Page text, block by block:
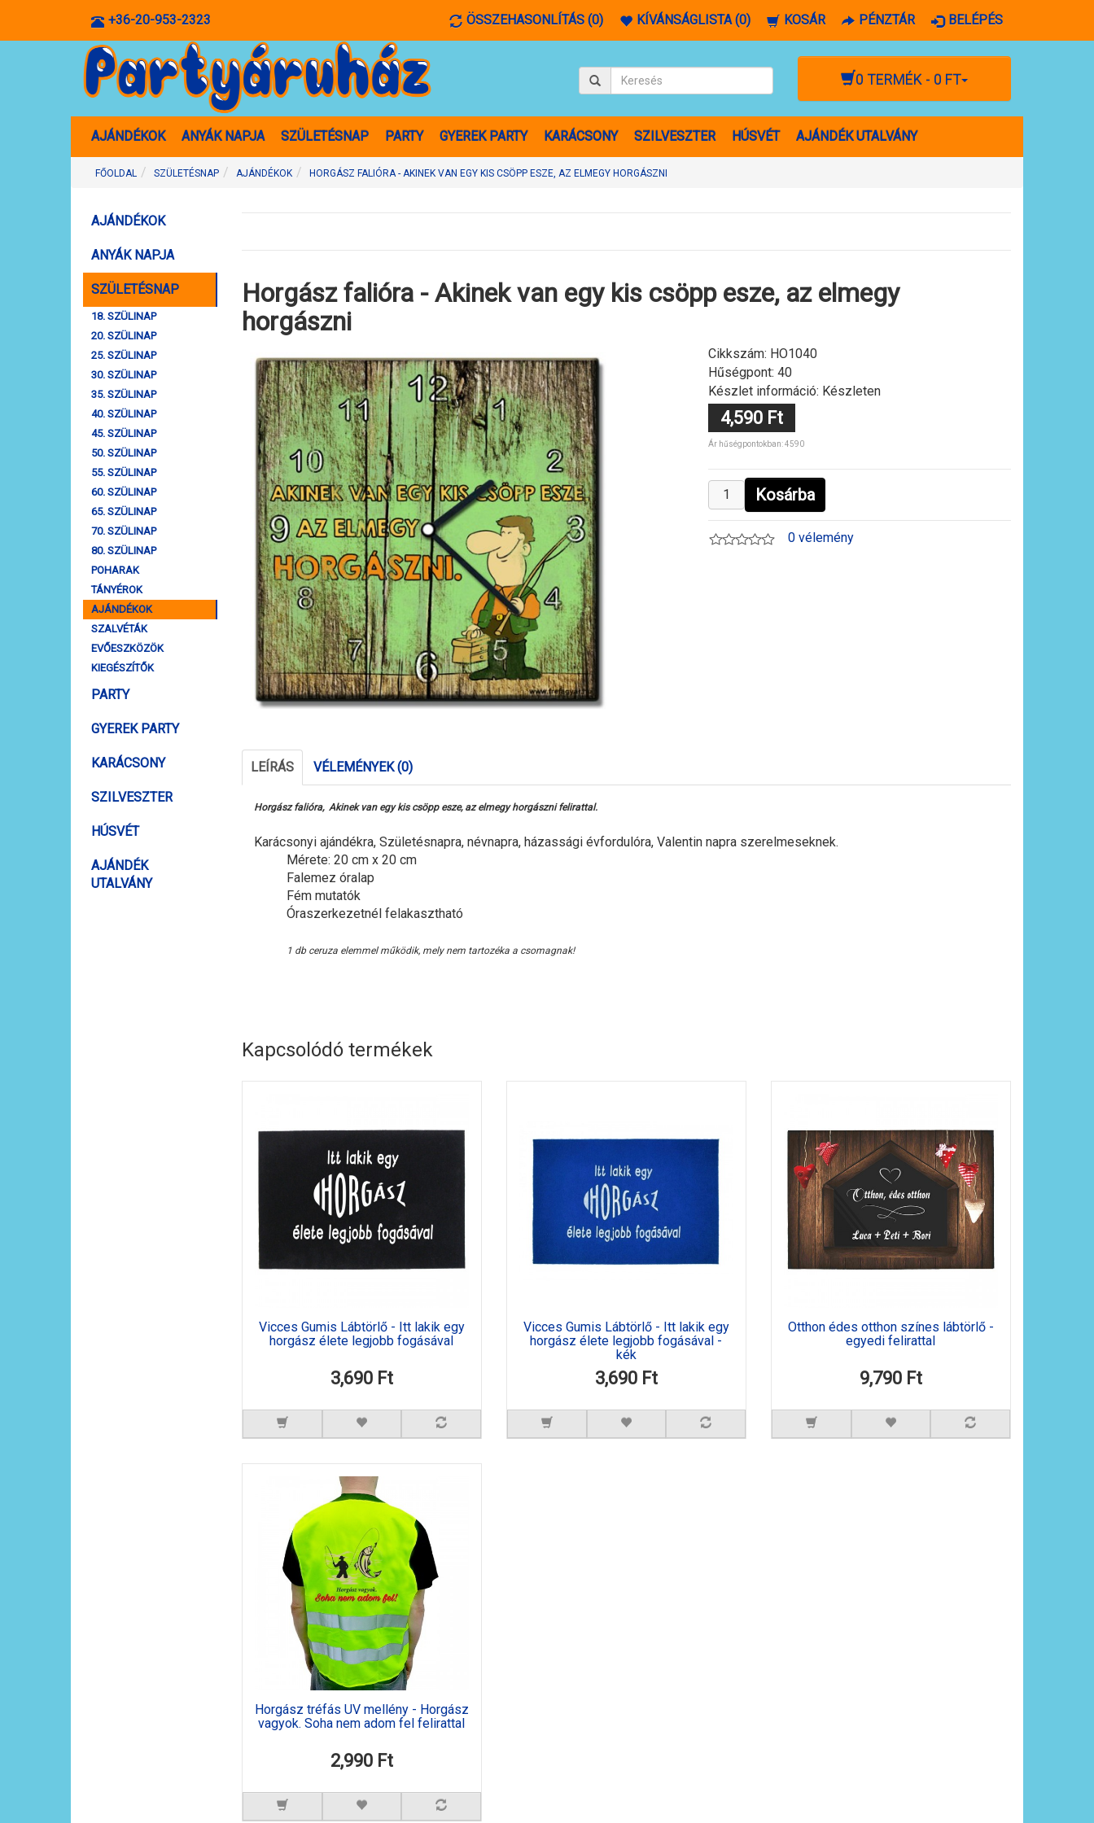
+36-20-953-2323 ÖSSZEHASONLÍTÁS (0) KÍVÁNSÁGLISTA (0) KOSÁR PÉNZTÁR BELÉPÉS
0 TERMÉK - 0 FT
AJÁNDÉKOK ANYÁK NAPJA SZÜLETÉSNAP PARTY GYEREK PARTY KARÁCSONY SZILVESZTER HÚSVÉT AJÁNDÉK UTALVÁNY
FŐOLDAL SZÜLETÉSNAP AJÁNDÉKOK HORGÁSZ FALIÓRA - AKINEK VAN EGY KIS CSÖPP ESZE, AZ ELMEGY HORGÁSZNI
AJÁNDÉKOK
ANYÁK NAPJA
SZÜLETÉSNAP
18. SZÜLINAP
20. SZÜLINAP
25. SZÜLINAP
30. SZÜLINAP
35. SZÜLINAP
40. SZÜLINAP
45. SZÜLINAP
50. SZÜLINAP
55. SZÜLINAP
60. SZÜLINAP
65. SZÜLINAP
70. SZÜLINAP
80. SZÜLINAP
POHARAK
TÁNYÉROK
AJÁNDÉKOK
SZALVÉTÁK
EVŐESZKÖZÖK
KIEGÉSZÍTŐK
PARTY
GYEREK PARTY
KARÁCSONY
SZILVESZTER
HÚSVÉT
AJÁNDÉK
UTALVÁNY
Horgász falióra - Akinek van egy kis csöpp esze, az elmegy
horgászni
Cikkszám: HO1040
Hűségpont: 40
Készlet információ: Készleten
4,590 Ft
Ár hűségpontokban: 4590
Kosárba
0 vélemény
LEÍRÁS VÉLEMÉNYEK (0)
Horgász falióra, Akinek van egy kis csöpp esze, az elmegy horgászni felirattal.
Karácsonyi ajándékra, Születésnapra, névnapra, házassági évfordulóra, Valentin napra szerelmeseknek.
Mérete: 20 cm x 20 cm
Falemez óralap
Fém mutatók
Óraszerkezetnél felakasztható
1 db ceruza elemmel működik, mely nem tartozéka a csomagnak!
Kapcsolódó termékek
Vicces Gumis Lábtörlő - Itt lakik egy
horgász élete legjobb fogásával
3,690 Ft
Vicces Gumis Lábtörlő - Itt lakik egy
horgász élete legjobb fogásával -
kék
3,690 Ft
Otthon édes otthon színes lábtörlő -
egyedi felirattal
9,790 Ft
Horgász tréfás UV mellény - Horgász
vagyok. Soha nem adom fel felirattal
2,990 Ft